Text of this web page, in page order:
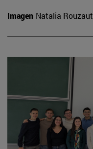
Imagen Natalia Rouzaut